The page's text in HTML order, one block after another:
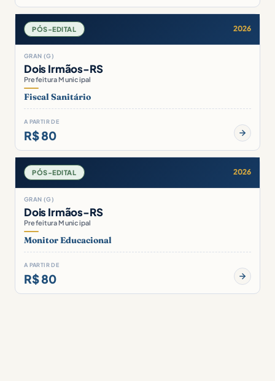
PÓS-EDITAL 2026
GRAN (G)
Dois Irmãos-RS
Prefeitura Municipal
Fiscal Sanitário
A PARTIR DE
R$ 80
PÓS-EDITAL 2026
GRAN (G)
Dois Irmãos-RS
Prefeitura Municipal
Monitor Educacional
A PARTIR DE
R$ 80